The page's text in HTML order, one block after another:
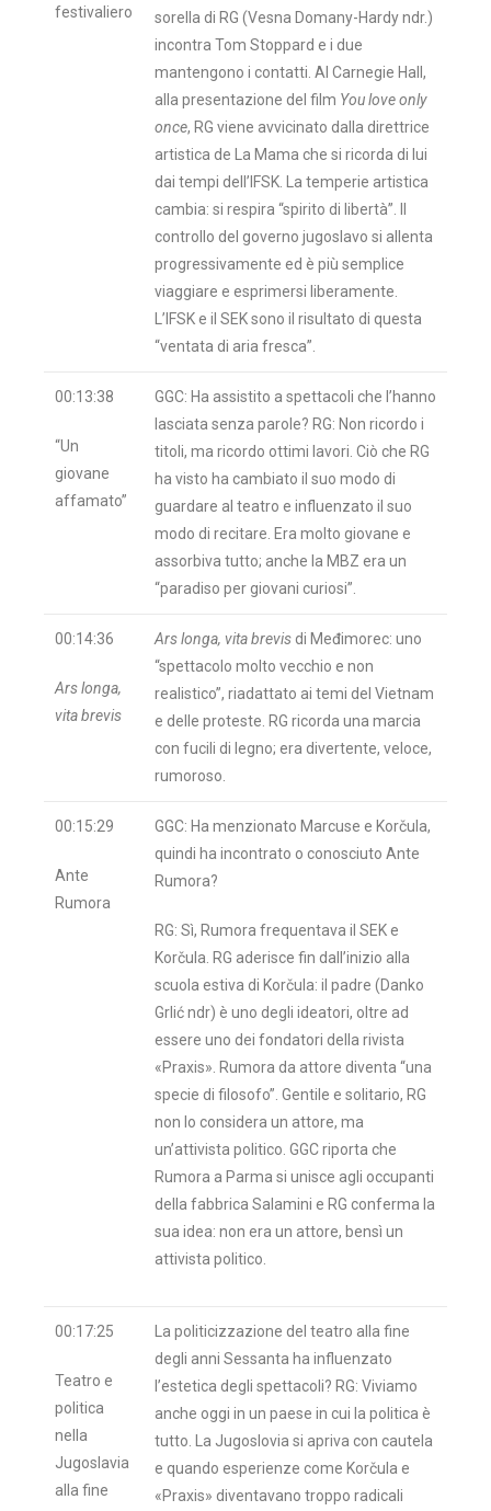
festivaliero
sorella di RG (Vesna Domany-Hardy ndr.)
incontra Tom Stoppard e i due
mantengono i contatti. Al Carnegie Hall,
alla presentazione del film You love only
once, RG viene avvicinato dalla direttrice
artistica de La Mama che si ricorda di lui
dai tempi dell’IFSK. La temperie artistica
cambia: si respira “spirito di libertà”. Il
controllo del governo jugoslavo si allenta
progressivamente ed è più semplice
viaggiare e esprimersi liberamente.
L’IFSK e il SEK sono il risultato di questa
“ventata di aria fresca”.
00:13:38
“Un
giovane
affamato”
GGC: Ha assistito a spettacoli che l’hanno
lasciata senza parole? RG: Non ricordo i
titoli, ma ricordo ottimi lavori. Ciò che RG
ha visto ha cambiato il suo modo di
guardare al teatro e influenzato il suo
modo di recitare. Era molto giovane e
assorbiva tutto; anche la MBZ era un
“paradiso per giovani curiosi”.
00:14:36
Ars longa,
vita brevis
Ars longa, vita brevis di Međimorec: uno
“spettacolo molto vecchio e non
realistico”, riadattato ai temi del Vietnam
e delle proteste. RG ricorda una marcia
con fucili di legno; era divertente, veloce,
rumoroso.
00:15:29
Ante
Rumora
GGC: Ha menzionato Marcuse e Korčula,
quindi ha incontrato o conosciuto Ante
Rumora?
RG: Sì, Rumora frequentava il SEK e
Korčula. RG aderisce fin dall’inizio alla
scuola estiva di Korčula: il padre (Danko
Grlić ndr) è uno degli ideatori, oltre ad
essere uno dei fondatori della rivista
«Praxis». Rumora da attore diventa “una
specie di filosofo”. Gentile e solitario, RG
non lo considera un attore, ma
un’attivista politico. GGC riporta che
Rumora a Parma si unisce agli occupanti
della fabbrica Salamini e RG conferma la
sua idea: non era un attore, bensì un
attivista politico.
00:17:25
Teatro e
politica
nella
Jugoslavia
alla fine
La politicizzazione del teatro alla fine
degli anni Sessanta ha influenzato
l’estetica degli spettacoli? RG: Viviamo
anche oggi in un paese in cui la politica è
tutto. La Jugoslovia si apriva con cautela
e quando esperienze come Korčula e
«Praxis» diventavano troppo radicali